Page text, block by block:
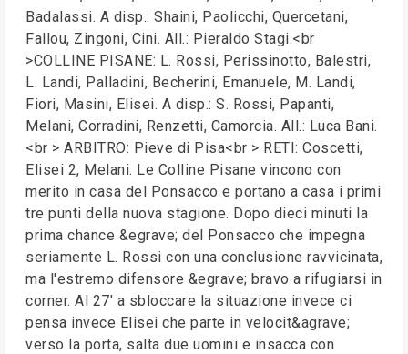
Badalassi. A disp.: Shaini, Paolicchi, Quercetani,
Fallou, Zingoni, Cini. All.: Pieraldo Stagi.<br
>COLLINE PISANE: L. Rossi, Perissinotto, Balestri,
L. Landi, Palladini, Becherini, Emanuele, M. Landi,
Fiori, Masini, Elisei. A disp.: S. Rossi, Papanti,
Melani, Corradini, Renzetti, Camorcia. All.: Luca Bani.
<br > ARBITRO: Pieve di Pisa<br > RETI: Coscetti,
Elisei 2, Melani. Le Colline Pisane vincono con
merito in casa del Ponsacco e portano a casa i primi
tre punti della nuova stagione. Dopo dieci minuti la
prima chance &egrave; del Ponsacco che impegna
seriamente L. Rossi con una conclusione ravvicinata,
ma l'estremo difensore &egrave; bravo a rifugiarsi in
corner. Al 27' a sbloccare la situazione invece ci
pensa invece Elisei che parte in velocit&agrave;
verso la porta, salta due uomini e insacca con